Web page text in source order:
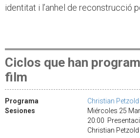
identitat i l’anhel de reconstrucció
Ciclos que han
film
Programa
Christian Petzold
Sesiones
Miércoles 25
20:00
Christian